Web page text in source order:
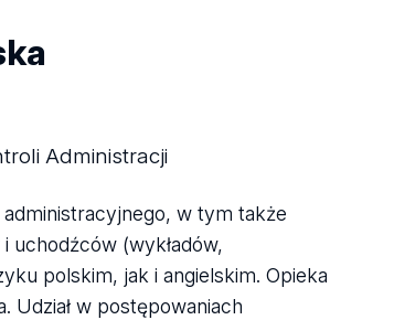
Administracji
w tym także
uchodźców (wykładów,
polskim, jak i angielskim. Opieka
Udział w postępowaniach